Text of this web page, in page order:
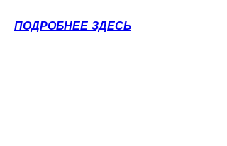
ПОДРОБНЕЕ ЗДЕСЬ